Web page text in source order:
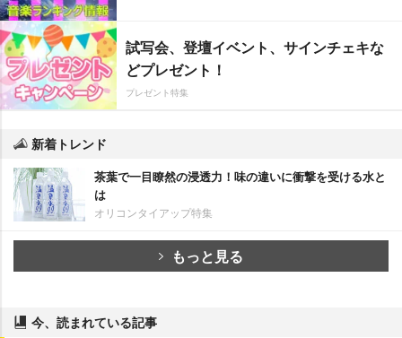
試写会、登壇イベント、サインチェキな
どプレゼント！
プレゼント特集
新着トレンド
茶葉で一目瞭然の浸透力！味の違いに衝撃を受ける水と
は
オリコンタイアップ特集
もっと見る
今、読まれている記事